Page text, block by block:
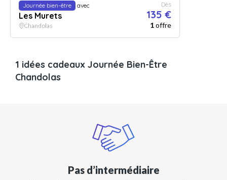
Journée bien-être avec
Les Murets
Dès
135 €
Chandolas 1offre
1 idées cadeaux Journée Bien-Être
Chandolas
Pas d’intermédiaire